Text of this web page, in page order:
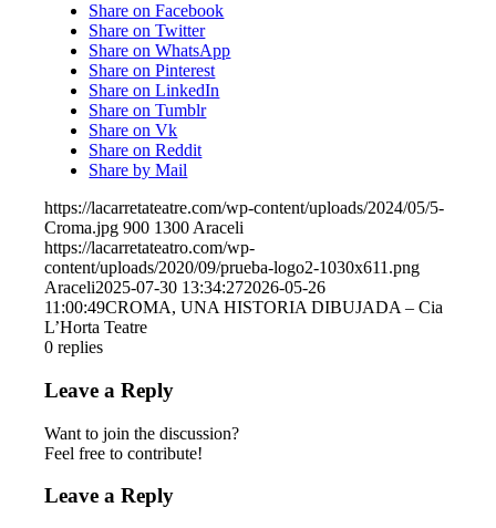
Share on Facebook
Share on Twitter
Share on WhatsApp
Share on Pinterest
Share on LinkedIn
Share on Tumblr
Share on Vk
Share on Reddit
Share by Mail
https://lacarretateatre.com/wp-content/uploads/2024/05/5-
Croma.jpg 900 1300 Araceli
https://lacarretateatro.com/wp-
content/uploads/2020/09/prueba-logo2-1030x611.png
Araceli2025-07-30 13:34:272026-05-26
11:00:49CROMA, UNA HISTORIA DIBUJADA – Cia
L’Horta Teatre
0 replies
Leave a Reply
Want to join the discussion?
Feel free to contribute!
Leave a Reply